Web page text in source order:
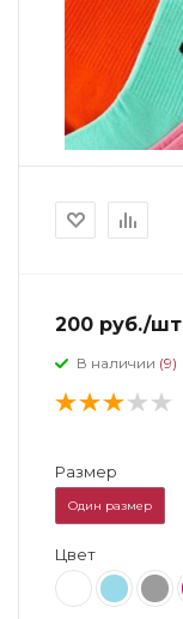
200 руб./шт
В наличии (9)
Размер
Один размер
Цвет